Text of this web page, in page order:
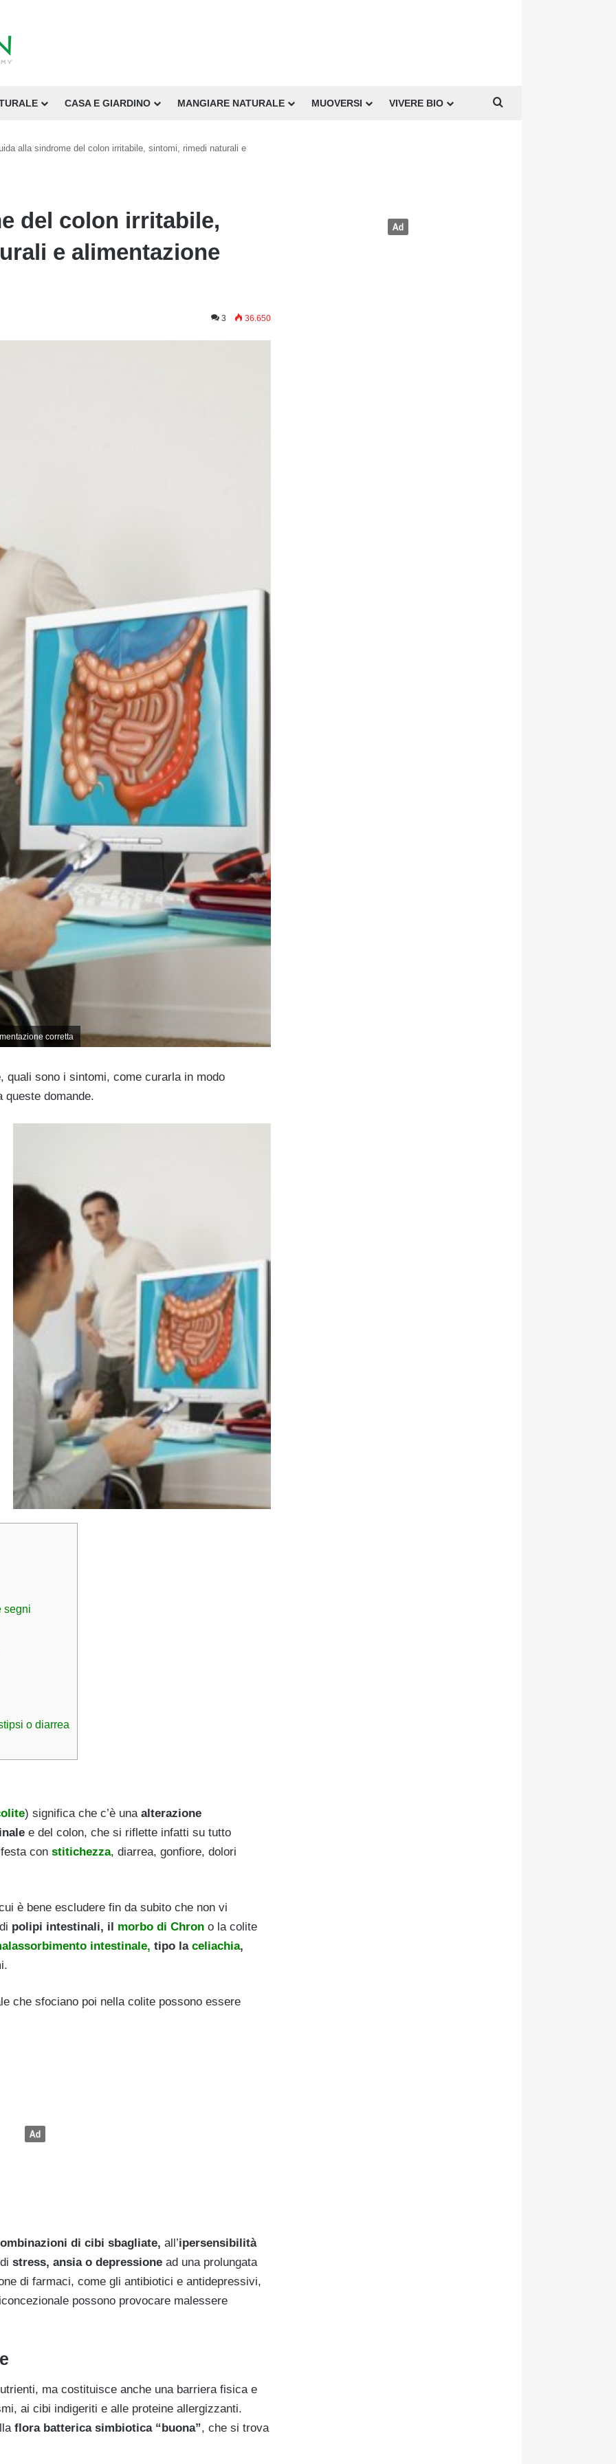
CASA E GIARDINO MANGIARE NATURALE MUOVERSI VIVERE BIO
alla sindrome del colon irritabile, sintomi, rimedi naturali e
del colon irritabile,
e alimentazione
3 36.650
corretta
, quali sono i sintomi, come curarla in modo
queste domande.
segni
o diarrea
) significa che c’è una alterazione
e del colon, che si riflette infatti su tutto
con stitichezza, diarrea, gonfiore, dolori
è bene escludere fin da subito che non vi
polipi intestinali, il morbo di Chron o la colite
intestinale, tipo la celiachia,
che sfociano poi nella colite possono essere
di cibi sbagliate, all’ipersensibilità
stress, ansia o depressione ad una prolungata
di farmaci, come gli antibiotici e antidepressivi,
possono provocare malessere
ma costituisce anche una barriera fisica e
ai cibi indigeriti e alle proteine allergizzanti.
flora batterica simbiotica “buona”, che si trova